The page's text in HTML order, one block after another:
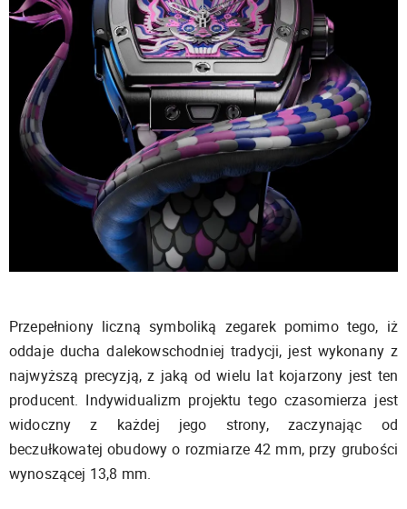
Przepełniony liczną symboliką zegarek pomimo tego, iż
oddaje ducha dalekowschodniej tradycji, jest wykonany z
najwyższą precyzją, z jaką od wielu lat kojarzony jest ten
producent. Indywidualizm projektu tego czasomierza jest
widoczny z każdej jego strony, zaczynając od
beczułkowatej obudowy o rozmiarze 42 mm, przy grubości
wynoszącej 13,8 mm.